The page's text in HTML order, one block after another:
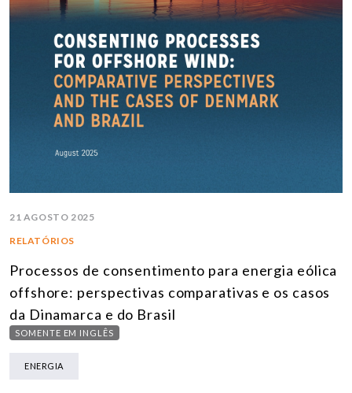
21 AGOSTO 2025
RELATÓRIOS
Processos de consentimento para energia eólica
offshore: perspectivas comparativas e os casos
da Dinamarca e do Brasil
SOMENTE EM INGLÊS
ENERGIA